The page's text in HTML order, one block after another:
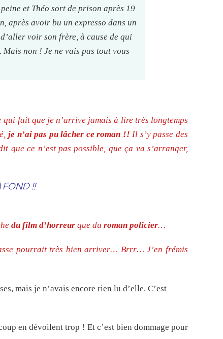
et Théo sort de prison après 19
après avoir bu un expresso dans un
voir son frère, à cause de qui
non ! Je ne vais pas tout vous
fait que je n’arrive jamais à lire très longtemps
je n’ai pas pu lâcher ce roman !! Il s’y passe des
que ce n’est pas possible, que ça va s’arranger,
FOND !!
du film d’horreur que du roman policier…
pourrait très bien arriver… Brrr… J’en frémis
mais je n’avais encore rien lu d’elle. C’est
en dévoilent trop ! Et c’est bien dommage pour